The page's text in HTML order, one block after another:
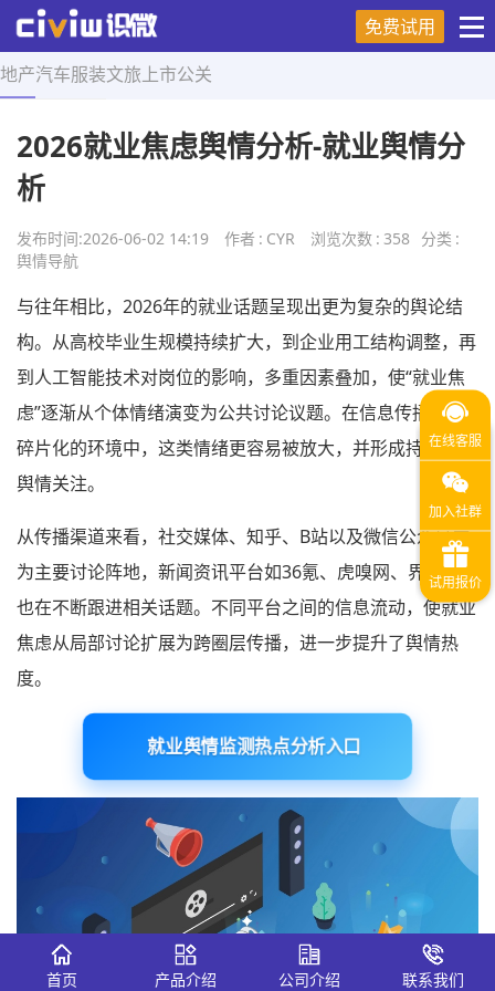
免费试用
地产汽车服装文旅 上市公关
首页 > 舆情导航 > 正文
2026就业焦虑舆情分析-就业舆情分
析
发布时间:2026-06-02 14:19 作者 : CYR 浏览次数 : 358 分类 :
舆情导航
与往年相比，2026年的就业话题呈现出更为复杂的舆论结
构。从高校毕业生规模持续扩大，到企业用工结构调整，再
到人工智能技术对岗位的影响，多重因素叠加，使“就业焦
虑”逐渐从个体情绪演变为公共讨论议题。在信息传播高度
碎片化的环境中，这类情绪更容易被放大，并形成持续性的
舆情关注。
从传播渠道来看，社交媒体、知乎、B站以及微信公众号成
为主要讨论阵地，新闻资讯平台如36氪、虎嗅网、界面新闻
也在不断跟进相关话题。不同平台之间的信息流动，使就业
焦虑从局部讨论扩展为跨圈层传播，进一步提升了舆情热
度。
就业舆情监测热点分析入口
首页 产品介绍 公司介绍 联系我们